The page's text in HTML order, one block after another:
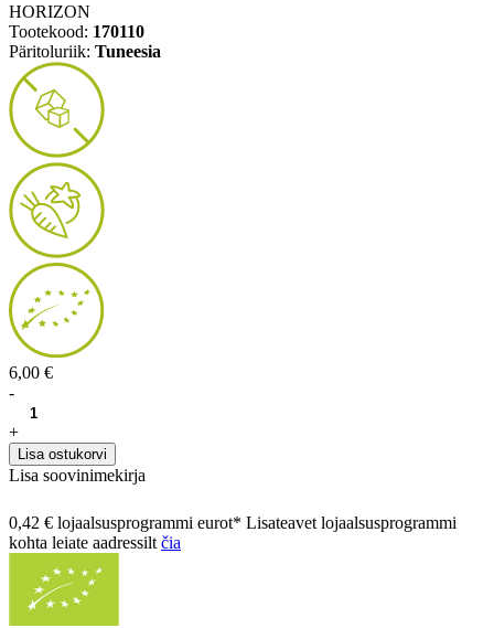
HORIZON
Tootekood: 170110
Päritoluriik: Tuneesia
6,00 €
-
+
Lisa ostukorvi
Lisa soovinimekirja
0,42 € lojaalsusprogrammi eurot* Lisateavet lojaalsusprogrammi
kohta leiate aadressilt čia